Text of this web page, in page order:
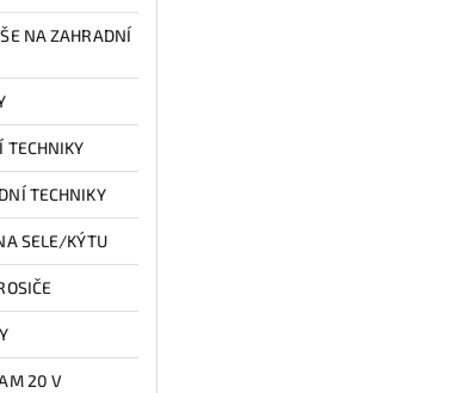
NA ZAHRADNÍ
TECHNIKY
TECHNIKY
SELE/KÝTU
20 V